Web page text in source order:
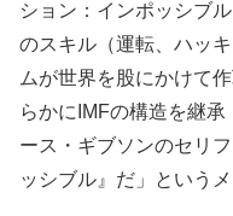
ション：インポッシブ
のスキル（運転、ハッ
ムが世界を股にかけて
らかにIMFの構造を継
ース・ギブソンのセリ
ッシブル』だ」という